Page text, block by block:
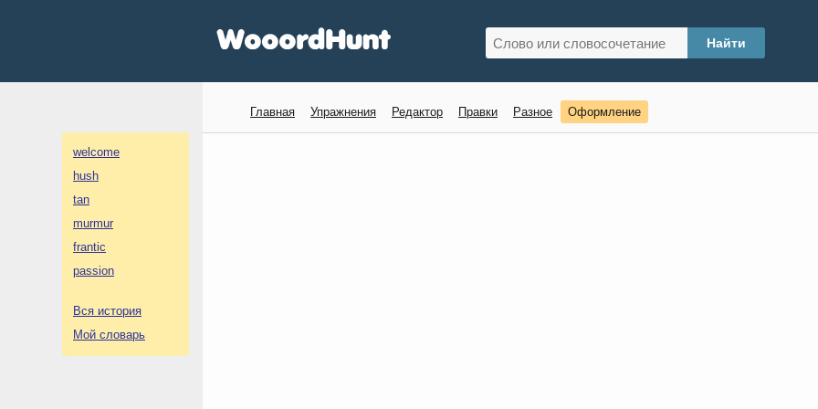
welcome
hush
tan
murmur
frantic
passion
Вся история
Мой словарь
Главная Упражнения Редактор Правки Разное Оформление